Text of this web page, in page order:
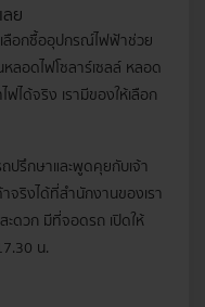
ย
ลือกซื้ออุปกรณ์ไฟฟ้าช่วย
หลอดไฟโซลาร์เซลล์ หลอด
ได้จริง เรามีของให้เลือก
ปรึกษาและพูดคุยกับเจ้า
ริงได้ที่สำนักงานของเรา
ดวก มีที่จอดรถ เปิดให้
น.